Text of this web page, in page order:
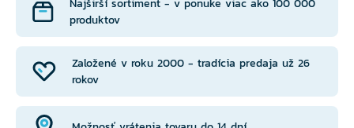
Založené v roku 2000 - tradícia predaja už 26
rokov
produktov